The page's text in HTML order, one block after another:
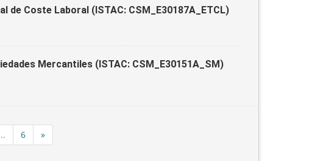
de Coste Laboral (ISTAC: CSM_E30187A_ETCL)
Mercantiles (ISTAC: CSM_E30151A_SM)
6 »